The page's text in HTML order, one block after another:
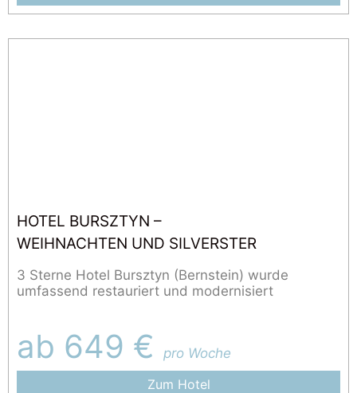
HOTEL BURSZTYN –
WEIHNACHTEN UND SILVERSTER
3 Sterne Hotel Bursztyn (Bernstein) wurde
umfassend restauriert und modernisiert
ab 649 €
pro Woche
Zum Hotel